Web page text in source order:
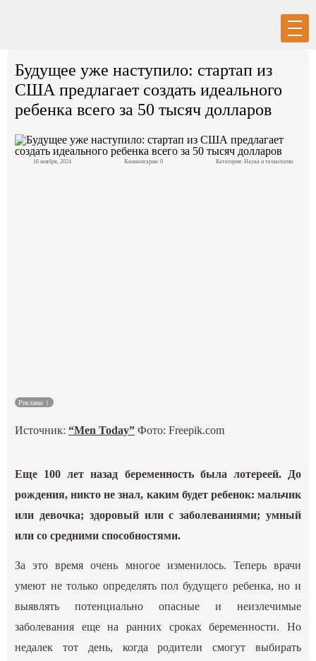
Политика
Будущее уже наступило: стартап из
США предлагает создать идеального
ребенка всего за 50 тысяч долларов
16 ноября, 2024 Комментарии: 0 Категория: Наука и технологии
Реклама
Источник:“Men Today” Фото: Freepik.com
Еще 100 лет назад беременность была лотереей. До
рождения, никто не знал, каким будет ребенок: мальчик
или девочка; здоровый или с заболеваниями; умный
или со средними способностями.
За это время очень многое изменилось. Теперь врачи
умеют не только определять пол будущего ребенка, но и
выявлять потенциально опасные и неизлечимые
заболевания еще на ранних сроках беременности. Но
недалек тот день, когда родители смогут выбирать